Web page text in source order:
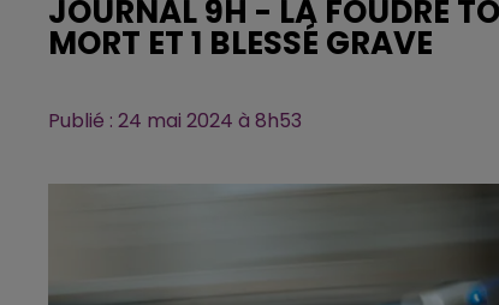
JOURNAL 9H - LA FOUDRE
MORT ET 1 BLESSÉ GRAVE
Publié : 24 mai 2024 à 8h53